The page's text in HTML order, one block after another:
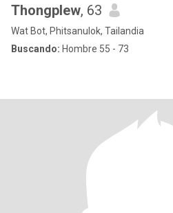
Thongplew, 63
Wat Bot, Phitsanulok, Tailandia
Buscando: Hombre 55 - 73